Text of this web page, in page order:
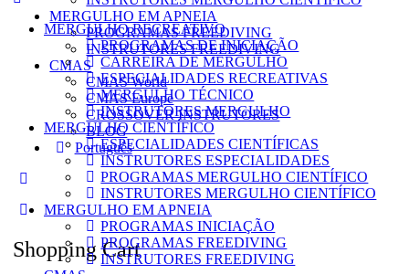
MERGULHO EM APNEIA
PROGRAMAS FREEDIVING
INSTRUTORES FREEDIVING
CMAS
CMAS World
CMAS Europe
CROSSOVER INSTRUTORES
BLOG
Português
options
Shopping Cart
MERGULHO RECREATIVO
PROGRAMAS DE INICIAÇÃO
CARREIRA DE MERGULHO
ESPECIALIDADES RECREATIVAS
MERGULHO TÉCNICO
INSTRUTORES MERGULHO
MERGULHO CIENTÍFICO
ESPECIALIDADES CIENTÍFICAS
INSTRUTORES ESPECIALIDADES
PROGRAMAS MERGULHO CIENTÍFICO
INSTRUTORES MERGULHO CIENTÍFICO
MERGULHO EM APNEIA
PROGRAMAS INICIAÇÃO
PROGRAMAS FREEDIVING
INSTRUTORES FREEDIVING